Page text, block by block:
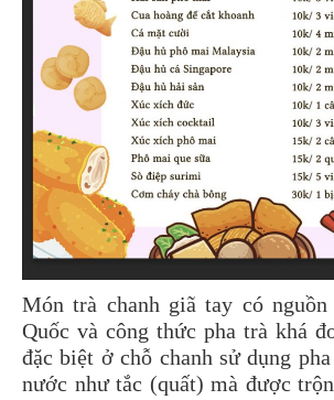
Món trà chanh giã tay có
Quốc và công thức pha trà khá
đặc biệt ở chỗ chanh sử dụng
nước như tắc (quất) mà được